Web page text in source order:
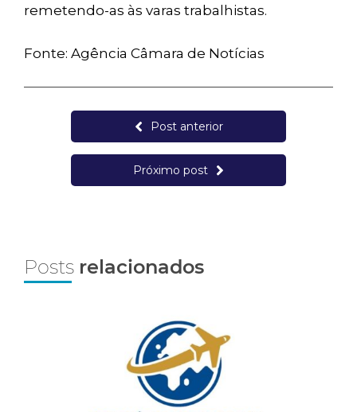
remetendo-as às varas trabalhistas.
Fonte: Agência Câmara de Notícias
Post anterior
Próximo post
Posts relacionados